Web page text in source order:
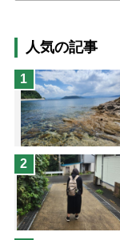
高木ブー
ケア
猫が母になつき
息子の遠距離介
兄がボケました
予防法
人気の記事
1
2